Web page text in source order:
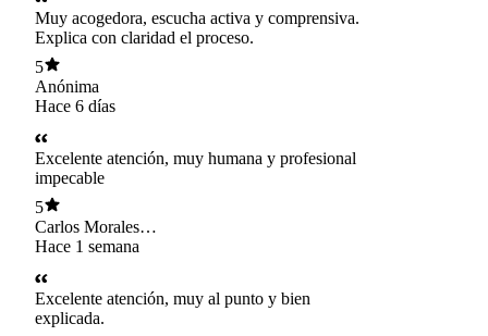
Muy acogedora, escucha activa y comprensiva.
Explica con claridad el proceso.
5
Anónima
Hace 6 días
Excelente atención, muy humana y profesional
impecable
5
Carlos Morales
Cando
Hace 1 semana
Excelente atención, muy al punto y bien
explicada.